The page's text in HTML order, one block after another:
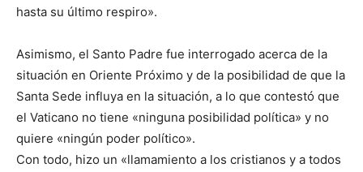
hasta su último respiro».
Asimismo, el Santo Padre fue interrogado acerca de la
situación en Oriente Próximo y de la posibilidad de que la
Santa Sede influya en la situación, a lo que contestó que
el Vaticano no tiene «ninguna posibilidad política» y no
quiere «ningún poder político».
Con todo, hizo un «llamamiento a los cristianos y a todos